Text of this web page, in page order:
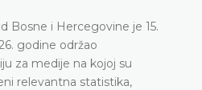
Bosne i Hercegovine je 15.
godine održao
za medije na kojoj su
relevantna statistika,